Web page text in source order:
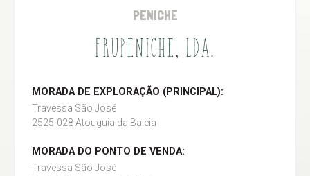
PENICHE
FRUPENICHE, LDA.
MORADA DE EXPLORAÇÃO (PRINCIPAL):
Travessa São José
2525-028 Atouguia da Baleia
MORADA DO PONTO DE VENDA:
Travessa São José